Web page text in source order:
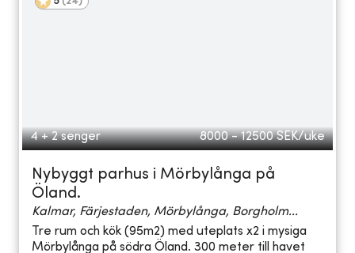
4 + 2 senger 8000 - 12500 SEK/uke
Nybyggt parhus i Mörbylånga på
Öland.
Kalmar, Färjestaden, Mörbylånga, Borgholm...
Tre rum och kök (95m2) med uteplats x2 i mysiga
Mörbylånga på södra Öland. 300 meter till havet